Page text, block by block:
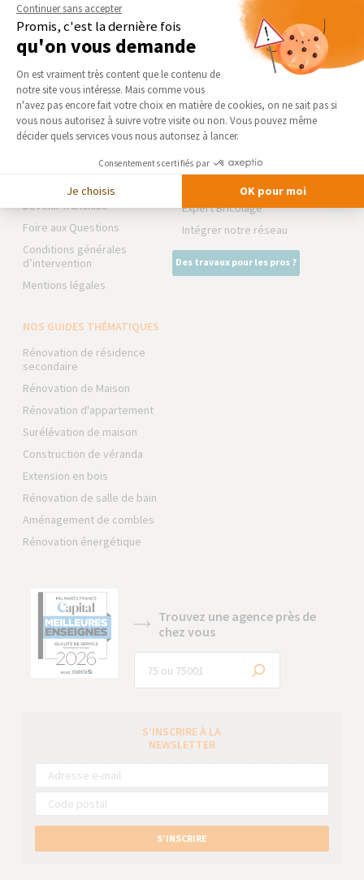
AGENCE DE BOURG-EN-
BRESSE | AMBÉRIEU-EN-BUGEY
| MEXIMIEUX
Qui sommes-nous
Actualités
Notre charte qualité
Trouver une agence
Devenir franchisé
Foire aux Questions
Conditions générales
d’intervention
Mentions légales
NOS DOMAINES
D’INTERVENTION
EXTENSION
RÉNOVATION INTÉRIEURE
TRAVAUX EXTÉRIEURS
NOS PARTENAIRES
La Maison des Architectes
Expert Bricolage
Intégrer notre réseau
Des travaux pour les pros ?
NOS GUIDES THÉMATIQUES
Rénovation de résidence
secondaire
Rénovation de Maison
Rénovation d'appartement
Surélévation de maison
Construction de véranda
Extension en bois
Rénovation de salle de bain
Aménagement de combles
Rénovation énergétique
Trouvez une agence près de
chez vous
S’INSCRIRE À LA
NEWSLETTER
S’INSCRIRE
Continuer sans accepter
Promis, c'est la dernière fois
qu'on vous demande
Plateforme de Gestion du
On est vraiment très content que le contenu de
notre site vous intéresse. Mais comme vous
n'avez pas encore fait votre choix en matière de cookies, on ne sait pas si
vous nous autorisez à suivre votre visite ou non. Vous pouvez même
décider quels services vous nous autorisez à lancer.
Consentements certifiés par
Je choisis OK pour moi
Axeptio consent